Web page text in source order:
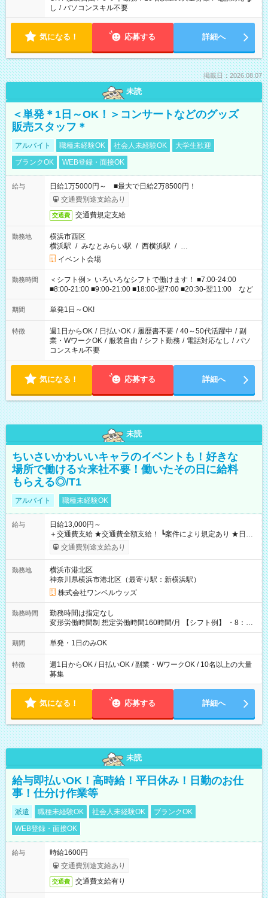
し / パソコンスキル不要
気になる！ 応募する 詳細へ
掲載日：2026.08.07
未読
＜単発＊1日～OK！＞コンサートなどのグッズ
販売スタッフ＊
アルバイト 職種未経験OK 社会人未経験OK
大学生歓迎
ブランクOK
WEB登録・面接OK
給与
日給1万5000円～ ■最大で日給2万8500円！
交通費別途支給あり
交通費 交通費規定支給
勤務地
横浜市西区
横浜駅 / みなとみらい駅 / 西横浜駅 / …
イベント会場
勤務時間
＜シフト例＞ いろいろなシフトで働けます！ ■7:00-24:00
■8:00-21:00 ■9:00-21:00 ■18:00-翌7:00 ■20:30-翌11:00 など
期間 単発1日～OK!
特徴 週1日からOK / 日払いOK / 履歴書不要 / 40～50代活躍中 / 副
業・WワークOK / 服装自由 / シフト勤務 / 電話対応なし / パソ
コンスキル不要
気になる！ 応募する 詳細へ
未読
ちいさいかわいいキャラのイベントも！好きな
場所で働ける☆来社不要！働いたその日に給料
もらえる◎/T1
アルバイト 職種未経験OK
給与
日給13,000円～
＋交通費支給 ★交通費全額支給！ ┗案件により規定あり ★日払
いOK！（規定あり） ┗働いたその日に現金GET♪ お仕事後はコ
ンビニATMから 日払い分を引き落とせます！ 【試用期間】試
交通費別途支給あり
勤務地
横浜市港北区
神奈川県横浜市港北区（最寄り駅：新横浜駅）
株式会社ワンベルウッズ
勤務時間
勤務時間は指定なし
変形労働時間制 想定労働時間160時間/月 【シフト例】 ・8：00
～21：00
期間 単発・1日のみOK
特徴
週1日からOK / 日払いOK / 副業・WワークOK / 10名以上の大量
募集
気になる！ 応募する 詳細へ
未読
給与即払いOK！高時給！平日休み！日勤のお仕
事！仕分け作業等
派遣 職種未経験OK 社会人未経験OK
ブランクOK
WEB登録・面接OK
給与
時給1600円
交通費別途支給あり
交通費 交通費支給有り